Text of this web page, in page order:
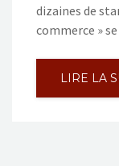
dizaines de
commerce »
LIRE LA